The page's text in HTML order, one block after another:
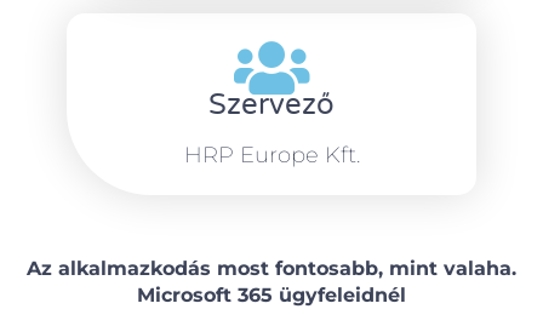
Szervező
HRP Europe Kft.
Az alkalmazkodás most fontosabb, mint valaha.
Microsoft 365 ügyfeleidnél